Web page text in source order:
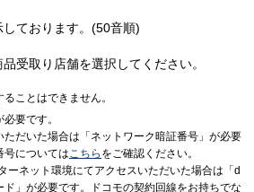
ております。(50音順)
受取り店舗を選択してください。
ことはできません。
要です。
ただいた場合は「ネットワーク暗証番号」が必要
号についてはこちら をご確認ください。
ーネット環境にてアクセスいただいた場合は「d
」が必要です。ドコモの契約回線をお持ちでな